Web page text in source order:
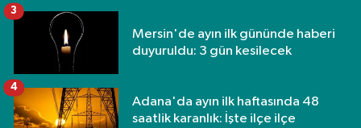
Mersin'de ayın ilk gününde haberi
duyuruldu: 3 gün kesilecek
3
Adana'da ayın ilk haftasında 48
saatlik karanlık: İşte ilçe ilçe
4